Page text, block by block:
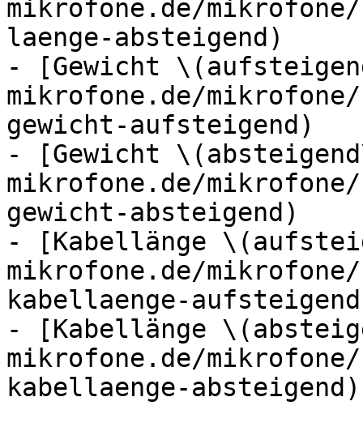
mikrofone.de/
laenge-absteigend)
- [Gewicht
mikrofone.de/
gewicht-aufsteigend)
- [Gewicht
mikrofone.de/
gewicht-absteigend)
- [Kabellänge
mikrofone.de/
kabellaenge-
- [Kabellänge
mikrofone.de/